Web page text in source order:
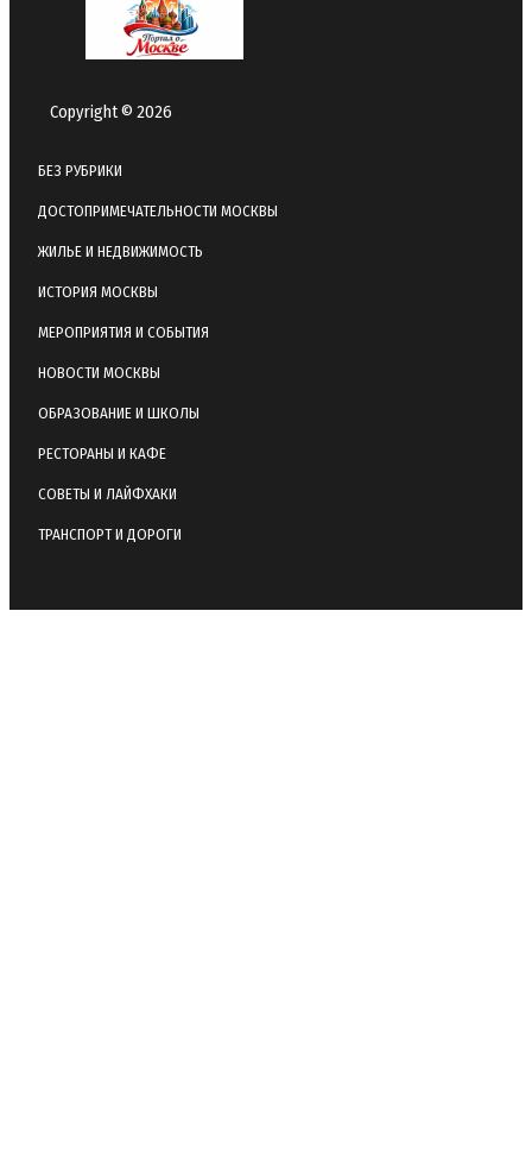
Copyright © 2026
БЕЗ РУБРИКИ
ДОСТОПРИМЕЧАТЕЛЬНОСТИ МОСКВЫ
ЖИЛЬЕ И НЕДВИЖИМОСТЬ
ИСТОРИЯ МОСКВЫ
МЕРОПРИЯТИЯ И СОБЫТИЯ
НОВОСТИ МОСКВЫ
ОБРАЗОВАНИЕ И ШКОЛЫ
РЕСТОРАНЫ И КАФЕ
СОВЕТЫ И ЛАЙФХАКИ
ТРАНСПОРТ И ДОРОГИ